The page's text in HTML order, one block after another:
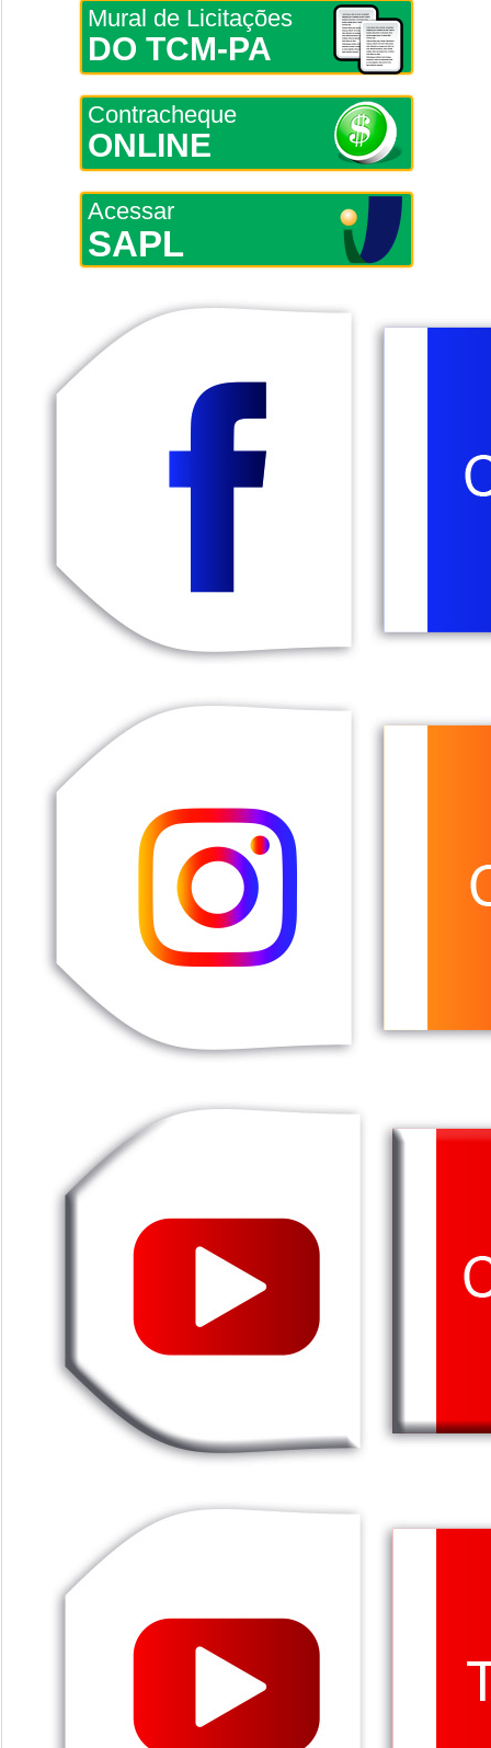
Mural de Licitações
DO TCM-PA
Contracheque
ONLINE
Acessar
SAPL